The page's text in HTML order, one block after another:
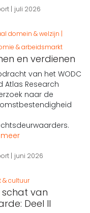
juli 2026
domein & welzijn
& arbeidsmarkt
en verdienen
van het WODC
Atlas Research
naar de
juni 2026
& cultuur
schat van
Deel II